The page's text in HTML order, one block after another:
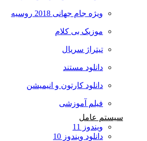
ویژه جام جهانی 2018 روسیه
موزیک بی کلام
تیتراژ سریال
دانلود مستند
دانلود کارتون و انیمیشن
فیلم آموزشی
سیستم عامل
ویندوز 11
دانلود ویندوز 10